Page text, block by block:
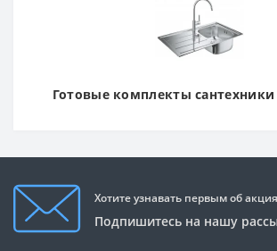
Готовые комплекты сантехники
Хотите узнавать первым об
Подпишитесь на нашу